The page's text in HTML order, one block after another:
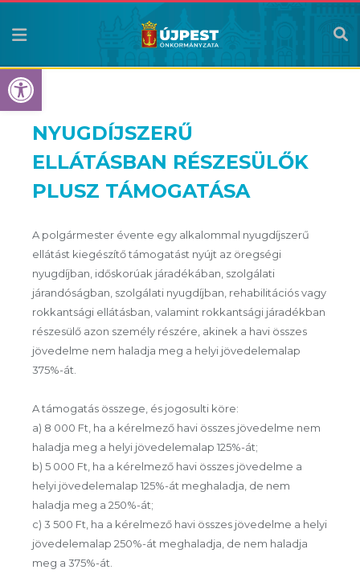
Eszköztár megnyitása
NYUGDÍJSZERŰ
ELLÁTÁSBAN RÉSZESÜLŐK
PLUSZ TÁMOGATÁSA
A polgármester évente egy alkalommal nyugdíjszerű
ellátást kiegészítő támogatást nyújt az öregségi
nyugdíjban, időskorúak járadékában, szolgálati
járandóságban, szolgálati nyugdíjban, rehabilitációs vagy
rokkantsági ellátásban, valamint rokkantsági járadékban
részesülő azon személy részére, akinek a havi összes
jövedelme nem haladja meg a helyi jövedelemalap
375%-át.
A támogatás összege, és jogosulti köre:
a) 8 000 Ft, ha a kérelmező havi összes jövedelme nem
haladja meg a helyi jövedelemalap 125%-át;
b) 5 000 Ft, ha a kérelmező havi összes jövedelme a
helyi jövedelemalap 125%-át meghaladja, de nem
haladja meg a 250%-át;
c) 3 500 Ft, ha a kérelmező havi összes jövedelme a helyi
jövedelemalap 250%-át meghaladja, de nem haladja
meg a 375%-át.